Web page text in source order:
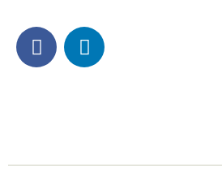
F
a
L
i